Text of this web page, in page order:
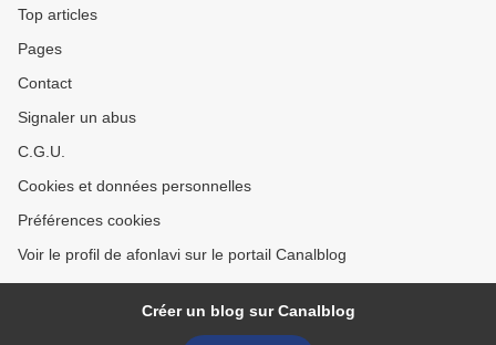
Top articles
Pages
Contact
Signaler un abus
C.G.U.
Cookies et données personnelles
Préférences cookies
Voir le profil de afonlavi sur le portail Canalblog
Créer un blog sur Canalblog